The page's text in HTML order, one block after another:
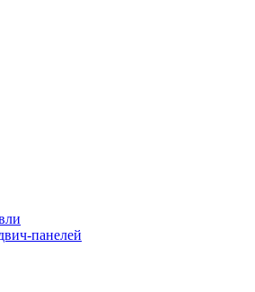
панелей